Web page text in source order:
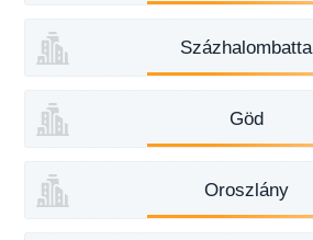
Százhalombatta
Göd
Oroszlány